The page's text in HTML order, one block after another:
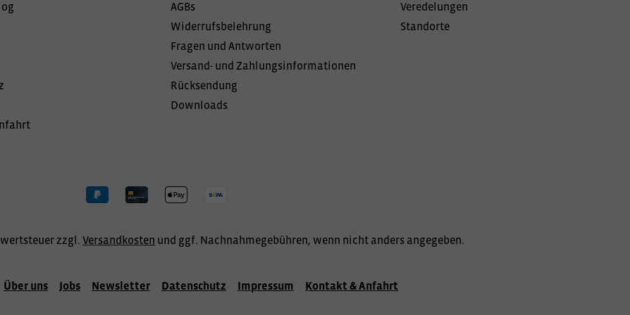
AGBs
Widerrufsbelehrung
Fragen und Antworten
Versand- und Zahlungsinformationen
Rücksendung
Downloads
Veredelungen
Standorte
zzgl. Versandkosten und ggf. Nachnahmegebühren, wenn nicht anders angegeben.
Über uns Jobs Newsletter Datenschutz Impressum Kontakt & Anfahrt